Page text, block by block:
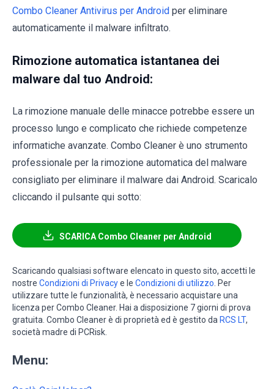
Combo Cleaner Antivirus per Android per eliminare
automaticamente il malware infiltrato.
Rimozione automatica istantanea dei
malware dal tuo Android:
La rimozione manuale delle minacce potrebbe essere un
processo lungo e complicato che richiede competenze
informatiche avanzate. Combo Cleaner è uno strumento
professionale per la rimozione automatica del malware
consigliato per eliminare il malware dai Android. Scaricalo
cliccando il pulsante qui sotto:
SCARICA Combo Cleaner per Android
Scaricando qualsiasi software elencato in questo sito, accetti le
nostre Condizioni di Privacye le Condizioni di utilizzo . Per
utilizzare tutte le funzionalità, è necessario acquistare una
licenza per Combo Cleaner. Hai a disposizione 7 giorni di prova
gratuita. Combo Cleaner è di proprietà ed è gestito da RCS LT,
società madre di PCRisk.
Menu: